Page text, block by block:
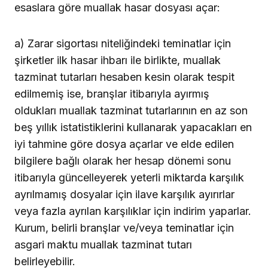
esaslara göre muallak hasar dosyası açar:
a) Zarar sigortası niteliğindeki teminatlar için
şirketler ilk hasar ihbarı ile birlikte, muallak
tazminat tutarları hesaben kesin olarak tespit
edilmemiş ise, branşlar itibarıyla ayırmış
oldukları muallak tazminat tutarlarının en az son
beş yıllık istatistiklerini kullanarak yapacakları en
iyi tahmine göre dosya açarlar ve elde edilen
bilgilere bağlı olarak her hesap dönemi sonu
itibarıyla güncelleyerek yeterli miktarda karşılık
ayrılmamış dosyalar için ilave karşılık ayırırlar
veya fazla ayrılan karşılıklar için indirim yaparlar.
Kurum, belirli branşlar ve/veya teminatlar için
asgari maktu muallak tazminat tutarı
belirleyebilir.